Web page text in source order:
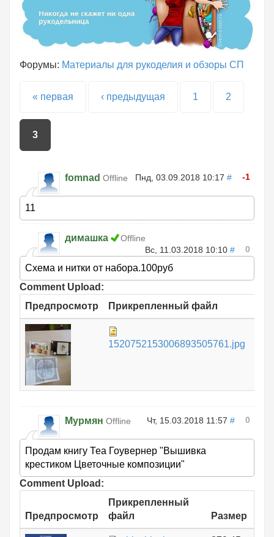
Форумы: Материалы для рукоделия и обзоры СП
Страницы
« первая ‹ предыдущая 1 2
3
fomnad Offline Пнд, 03.09.2018 10:17 # -1
11
димашка
Offline
Вс, 11.03.2018 10:10 # 0
Схема и нитки от набора.100руб
Comment Upload:
Предпросмотр
Прикрепленный файл
1520752153006893505761.jpg
Мурмян Offline Чт, 15.03.2018 11:57 # 0
Продам книгу Теа Гоувернер "Вышивка
крестиком Цветочные композиции"
Comment Upload:
Предпросмотр
Прикрепленный
файл
Размер